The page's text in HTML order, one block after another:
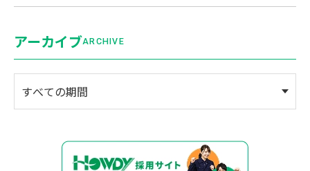
アーカイブARCHIVE